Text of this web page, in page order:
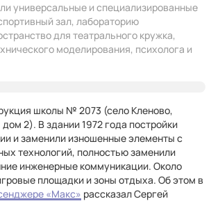
универсальные и специализированные
зал, лабораторию
для театрального кружка,
моделирования, психолога и
школы № 2073 (село Кленово,
2). В здании 1972 года постройки
и заменили изношенные элементы с
технологий, полностью заменили
инженерные коммуникации. Около
площадки и зоны отдыха. Об этом в
«Макс» рассказал Сергей